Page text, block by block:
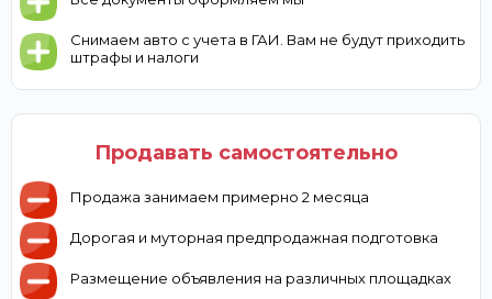
Снимаем авто с учета в ГАИ. Вам не будут приходить
штрафы и налоги
Продавать самостоятельно
Продажа занимаем примерно 2 месяца
Дорогая и муторная предпродажная подготовка
Размещение объявления на различных площадках